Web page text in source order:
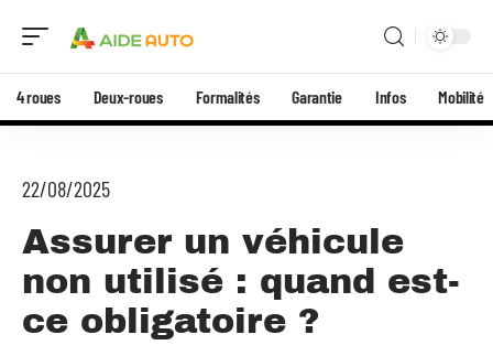
4 roues Deux-roues Formalités Garantie Infos Mobilité
22/08/2025
Assurer un véhicule
non utilisé : quand est-
ce obligatoire ?